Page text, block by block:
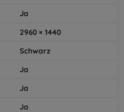
Ja
2960 × 1440
Schwarz
Ja
Ja
Ja